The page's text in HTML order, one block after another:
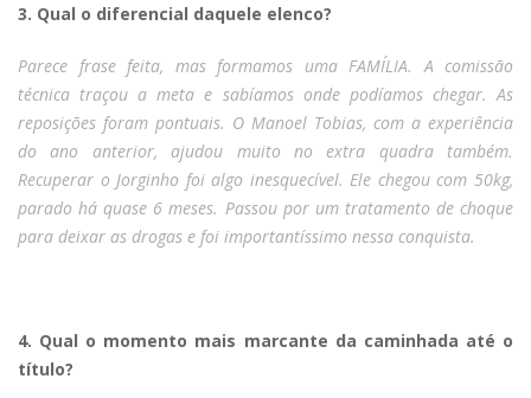
3. Qual o diferencial daquele elenco?
Parece frase feita, mas formamos uma FAMÍLIA. A comissão
técnica traçou a meta e sabíamos onde podíamos chegar. As
reposições foram pontuais. O Manoel Tobias, com a experiência
do ano anterior, ajudou muito no extra quadra também.
Recuperar o Jorginho foi algo inesquecível. Ele chegou com 50kg,
parado há quase 6 meses. Passou por um tratamento de choque
para deixar as drogas e foi importantíssimo nessa conquista.
4. Qual o momento mais marcante da caminhada até o
título?